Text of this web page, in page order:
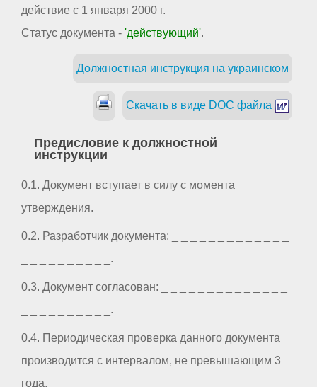
действие с 1 января 2000 г.
Статус документа - 'действующий'.
Должностная инструкция на украинском
Скачать в виде DOC файла
Предисловие к должностной
инструкции
0.1. Документ вступает в силу с момента
утверждения.
0.2. Разработчик документа: _ _ _ _ _ _ _ _ _ _ _ _ _
_ _ _ _ _ _ _ _ _ _.
0.3. Документ согласован: _ _ _ _ _ _ _ _ _ _ _ _ _ _
_ _ _ _ _ _ _ _ _ _.
0.4. Периодическая проверка данного документа
производится с интервалом, не превышающим 3
года.